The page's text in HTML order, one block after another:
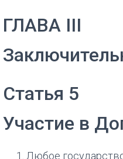
ГЛАВА III
Статья 5
Участие в
Любое